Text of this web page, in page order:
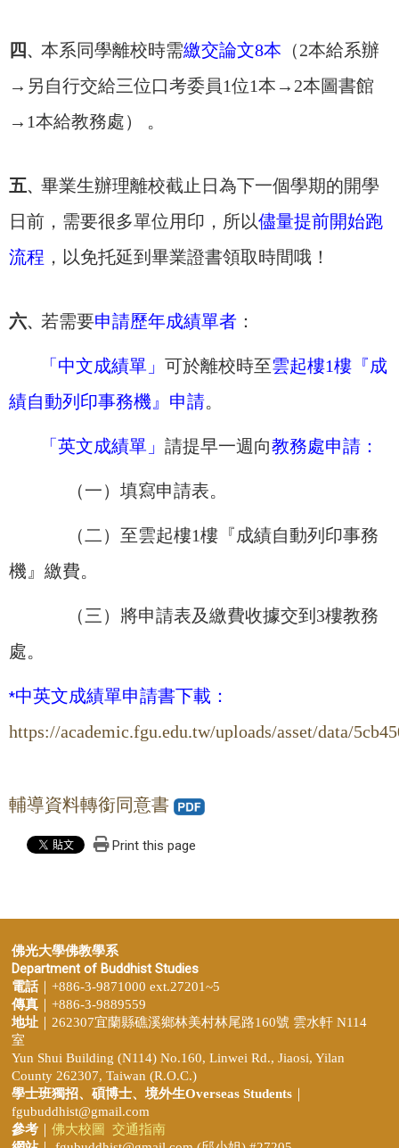
四 、 本系同學離校時需繳交論文8本 （2本給系辦
→ 另自行交給三位口考委員1位1本→2本圖書館
→1本給教務處） 。
五、 畢業生辦理離校截止日為下一個學期的開學
日前，需要很多單位用印，所以儘量提前開始跑
流程 ，以免托延到畢業證書領取時間哦！
六、 若需要申請歷年成績單者 ：
「中文成績單」 可於離校時至雲起樓1樓『成
績自動列印事務機』申請。
「英文成績單」 請提早一週向教務處申請：
（一）填寫申請表。
（二）至雲起樓1樓『成績自動列印事務
機』繳費。
（三）將申請表及繳費收據交到3樓教務
處。
*中英文成績單申請書下載：
https://academic.fgu.edu.tw/uploads/asset/data/
輔導資料轉銜同意書
Print this page
佛光大學佛教學系
Department of Buddhist Studies
電話｜+886-3-9871000 ext.27201~5
傳真 ｜+886-3-9889559
地址 ｜262307宜蘭縣礁溪鄉林美村林尾路160號 雲水軒 N114
室
Yun Shui Building (N114) No.160, Linwei Rd., Jiaosi, Yilan
County 262307, Taiwan (R.O.C.)
學士班獨招、 碩博士、境外生Overseas Students
fgubuddhist@gmail.com
參考
佛大校圖
交通指南